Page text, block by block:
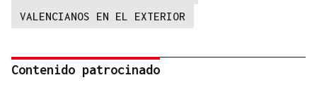
VALENCIANOS EN EL EXTERIOR
Contenido patrocinado